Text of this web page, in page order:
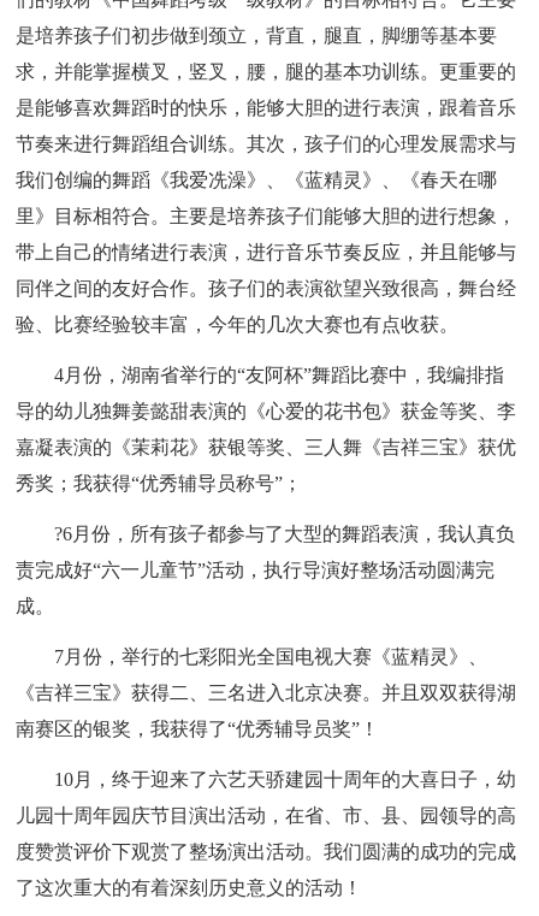
是培养孩子们初步做到颈立，背直，腿直，脚绷等基本要
求，并能掌握横叉，竖叉，腰，腿的基本功训练。更重要的
是能够喜欢舞蹈时的快乐，能够大胆的进行表演，跟着音乐
节奏来进行舞蹈组合训练。其次，孩子们的心理发展需求与
我们创编的舞蹈《我爱冼澡》、《蓝精灵》、《春天在哪
里》目标相符合。主要是培养孩子们能够大胆的进行想象，
带上自己的情绪进行表演，进行音乐节奏反应，并且能够与
同伴之间的友好合作。孩子们的表演欲望兴致很高，舞台经
验、比赛经验较丰富，今年的几次大赛也有点收获。
4月份，湖南省举行的“友阿杯”舞蹈比赛中，我编排指
导的幼儿独舞姜懿甜表演的《心爱的花书包》获金等奖、李
嘉凝表演的《茉莉花》获银等奖、三人舞《吉祥三宝》获优
秀奖；我获得“优秀辅导员称号”；
?6月份，所有孩子都参与了大型的舞蹈表演，我认真负
责完成好“六一儿童节”活动，执行导演好整场活动圆满完
成。
7月份，举行的七彩阳光全国电视大赛《蓝精灵》、
《吉祥三宝》获得二、三名进入北京决赛。并且双双获得湖
南赛区的银奖，我获得了“优秀辅导员奖”！
10月，终于迎来了六艺天骄建园十周年的大喜日子，幼
儿园十周年园庆节目演出活动，在省、市、县、园领导的高
度赞赏评价下观赏了整场演出活动。我们圆满的成功的完成
了这次重大的有着深刻历史意义的活动！